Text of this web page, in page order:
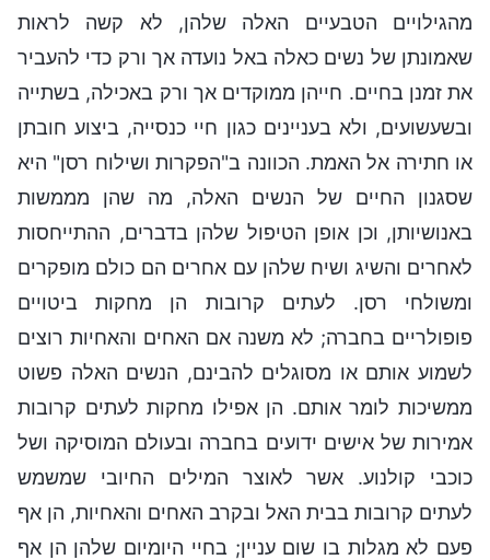
מהגילויים הטבעיים האלה שלהן, לא קשה לראות
שאמונתן של נשים כאלה באל נועדה אך ורק כדי להעביר
את זמנן בחיים. חייהן ממוקדים אך ורק באכילה, בשתייה
ובשעשועים, ולא בעניינים כגון חיי כנסייה, ביצוע חובתן
או חתירה אל האמת. הכוונה ב"הפקרות ושילוח רסן" היא
שסגנון החיים של הנשים האלה, מה שהן מממשות
באנושיותן, וכן אופן הטיפול שלהן בדברים, ההתייחסות
לאחרים והשיג ושיח שלהן עם אחרים הם כולם מופקרים
ומשולחי רסן. לעתים קרובות הן מחקות ביטויים
פופולריים בחברה; לא משנה אם האחים והאחיות רוצים
לשמוע אותם או מסוגלים להבינם, הנשים האלה פשוט
ממשיכות לומר אותם. הן אפילו מחקות לעתים קרובות
אמירות של אישים ידועים בחברה ובעולם המוסיקה ושל
כוכבי קולנוע. אשר לאוצר המילים החיובי שמשמש
לעתים קרובות בבית האל ובקרב האחים והאחיות, הן אף
פעם לא מגלות בו שום עניין; בחיי היומיום שלהן הן אף